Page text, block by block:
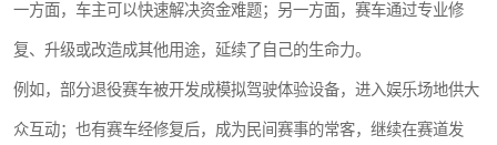
一方面，车主可以快速解决资金难题；另一方面，赛车通过专业修
复、升级或改造成其他用途，延续了自己的生命力。
例如，部分退役赛车被开发成模拟驾驶体验设备，进入娱乐场地供大
众互动；也有赛车经修复后，成为民间赛事的常客，继续在赛道发